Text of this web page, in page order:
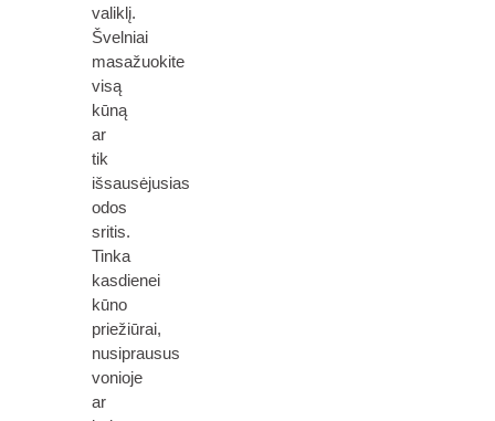
valiklį.
Švelniai
masažuokite
visą
kūną
ar
tik
išsausėjusias
odos
sritis.
Tinka
kasdienei
kūno
priežiūrai,
nusiprausus
vonioje
ar